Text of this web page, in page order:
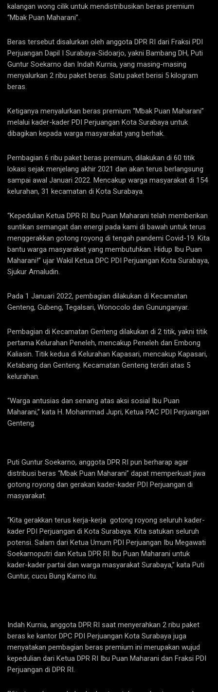
kalangan wong cilik untuk mendistribusikan beras premium
“Mbak Puan Maharani”.
Beras tersebut disalurkan oleh anggota DPR RI dari Fraksi PDI
Perjuangan Dapil I Surabaya-Sidoarjo, yakni Bambang DH, Puti
Guntur Soekarno dan Indah Kurnia, yang masing-masing
menyalurkan 2 ribu paket beras. Satu paket berisi 5 kilogram
beras.
Ketiganya menyalurkan beras premium “Mbak Puan Maharani”
melalui kader-kader PDI Perjuangan Kota Surabaya untuk
dibagikan kepada warga masyarakat yang berhak.
Pembagian 6 ribu paket beras premium, dilakukan di 60 titik
lokasi sejak menjelang akhir 2021 dan akan terus berlangsung
sampai awal Januari 2022. Mencakup warga masyarakat di 154
kelurahan, 31 kecamatan di Kota Surabaya.
“Kepedulian Ketua DPR RI Ibu Puan Maharani telah memberikan
suntikan semangat dan energi pada kami di bawah untuk terus
menggerakkan gotong royong di tengah pandemi Covid-19. Kita
bantu warga masyarakat yang membutuhkan. Hidup Ibu Puan
Maharani!” ujar Wakil Ketua DPC PDI Perjuangan Kota Surabaya,
Sjukur Amaludin.
Pada 1 Januari 2022, pembagian dilakukan di Kecamatan
Genteng, Gubeng, Tegalsari, Wonocolo dan Gununganyar.
Pembagian di Kecamatan Genteng dilakukan di 2 titik, yakni titik
pertama Kelurahan Peneleh, mencakup Peneleh dan Embong
Kaliasin. Titik kedua di Kelurahan Kapasari, mencakup Kapasari,
Ketabang dan Genteng. Kecamatan Genteng terdiri atas 5
kelurahan.
“Warga antusias dan senang atas aksi sosial Ibu Puan
Maharani,” kata H. Mohammad Jupri, Ketua PAC PDI Perjuangan
Genteng.
Puti Guntur Soekarno, anggota DPR RI pun berharap agar
distribusi beras “Mbak Puan Maharani” dapat memperkuat jiwa
gotong royong dan gerakan kader-kader PDI Perjuangan di
masyarakat.
“Kita gerakkan terus kerja-kerja gotong royong seluruh kader-
kader PDI Perjuangan di Kota Surabaya. Kita satukan seluruh
potensi. Salam dari Ketua Umum PDI Perjuangan Ibu Megawati
Soekarnoputri dan Ketua DPR RI Ibu Puan Maharani untuk
kader-kader partai dan warga masyarakat Surabaya,” kata Puti
Guntur, cucu Bung Karno itu.
Indah Kurnia, anggota DPR RI saat menyerahkan 2 ribu paket
beras ke kantor DPC PDI Perjuangan Kota Surabaya juga
menyatakan pembagian beras premium ini merupakan wujud
kepedulian dari Ketua DPR RI Ibu Puan Maharani dan Fraksi PDI
Perjuangan di DPR RI.